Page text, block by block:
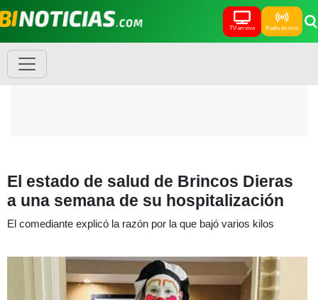
TV en vivo Radio en vivo
El estado de salud de Brincos Dieras
a una semana de su hospitalización
El comediante explicó la razón por la que bajó varios kilos